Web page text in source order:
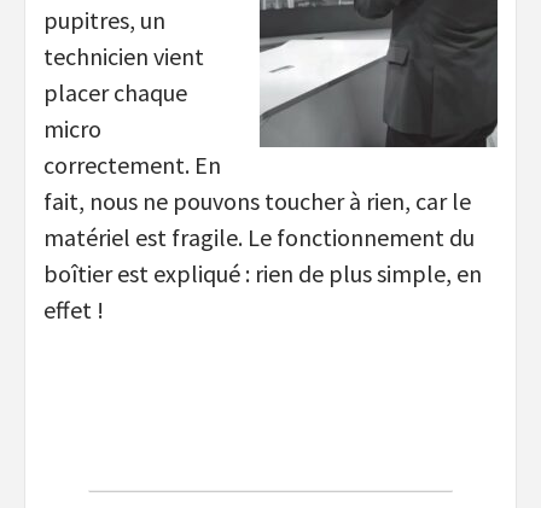
pupitres, un
technicien vient
placer chaque
micro
correctement. En
fait, nous ne pouvons toucher à rien, car le
matériel est fragile. Le fonctionnement du
boîtier est expliqué : rien de plus simple, en
effet !